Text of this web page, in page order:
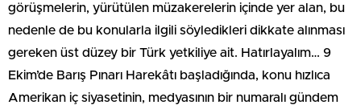
görüşmelerin, yürütülen müzakerelerin içinde yer alan, bu
nedenle de bu konularla ilgili söyledikleri dikkate alınması
gereken üst düzey bir Türk yetkiliye ait. Hatırlayalım… 9
Ekim’de Barış Pınarı Harekâtı başladığında, konu hızlıca
Amerikan iç siyasetinin, medyasının bir numaralı gündem